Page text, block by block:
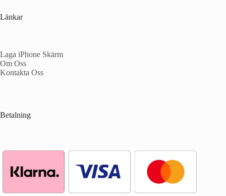
Länkar
Laga iPhone Skärm
Om Oss
Kontakta Oss
Betalning